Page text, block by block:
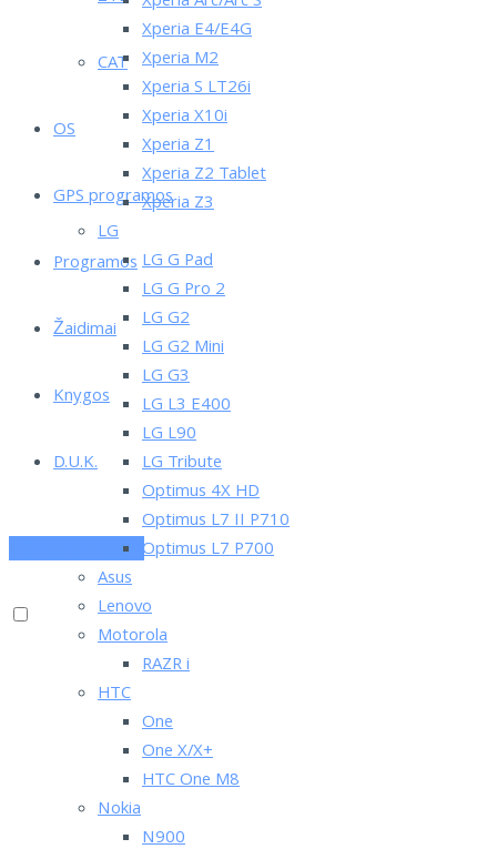
CAT
OS
GPS programos
Programos
Žaidimai
Knygos
D.U.K.
PRENUMERUOK
Xperia E4/E4G
Xperia M2
Xperia S LT26i
Xperia X10i
Xperia Z1
Xperia Z2 Tablet
Xperia Z3
LG
LG G Pad
LG G Pro 2
LG G2
LG G2 Mini
LG G3
LG L3 E400
LG L90
LG Tribute
Optimus 4X HD
Optimus L7 II P710
Optimus L7 P700
Asus
Lenovo
Motorola
RAZR i
HTC
One
One X/X+
HTC One M8
Nokia
N900